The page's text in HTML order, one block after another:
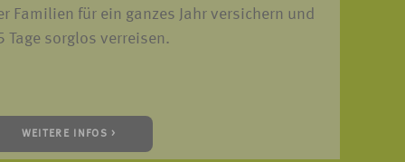
Familien für ein ganzes Jahr versichern und
Tage sorglos verreisen.
WEITERE INFOS >